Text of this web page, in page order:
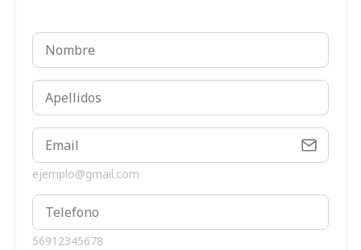
ejemplo@gmail.com
56912345678